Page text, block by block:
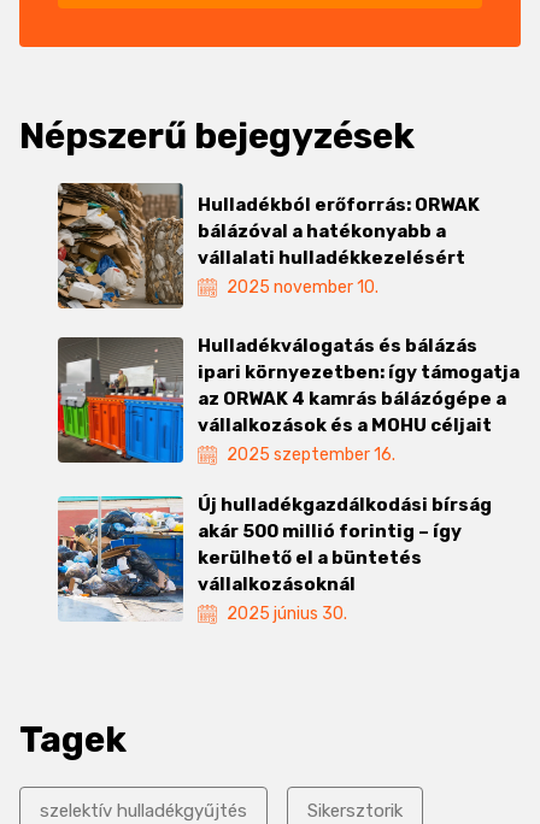
Népszerű bejegyzések
Hulladékból erőforrás: ORWAK
bálázóval a hatékonyabb a
vállalati hulladékkezelésért
2025 november 10.
Hulladékválogatás és bálázás
ipari környezetben: így támogatja
az ORWAK 4 kamrás bálázógépe a
vállalkozások és a MOHU céljait
2025 szeptember 16.
Új hulladékgazdálkodási bírság
akár 500 millió forintig – így
kerülhető el a büntetés
vállalkozásoknál
2025 június 30.
Tagek
szelektív hulladékgyűjtés Sikersztorik